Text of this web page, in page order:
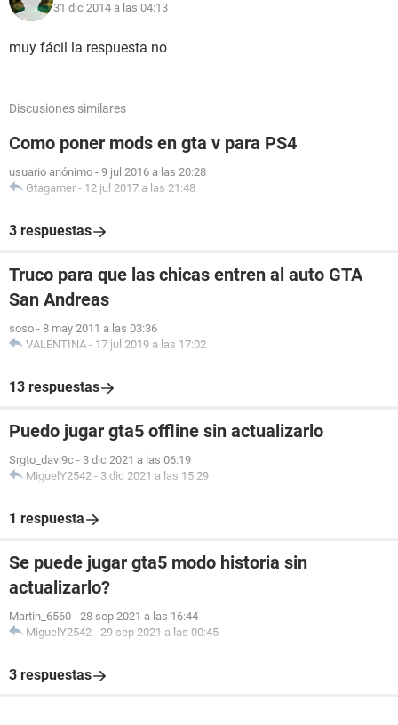
31 dic 2014 a las 04:13
muy fácil la respuesta no
Discusiones similares
Como poner mods en gta v para PS4
usuario anónimo - 9 jul 2016 a las 20:28
Gtagamer - 12 jul 2017 a las 21:48
3 respuestas
Truco para que las chicas entren al auto GTA
San Andreas
soso - 8 may 2011 a las 03:36
VALENTINA - 17 jul 2019 a las 17:02
13 respuestas
Puedo jugar gta5 offline sin actualizarlo
Srgto_davl9c - 3 dic 2021 a las 06:19
MiguelY2542 - 3 dic 2021 a las 15:29
1 respuesta
Se puede jugar gta5 modo historia sin
actualizarlo?
Martin_6560 - 28 sep 2021 a las 16:44
MiguelY2542 - 29 sep 2021 a las 00:45
3 respuestas